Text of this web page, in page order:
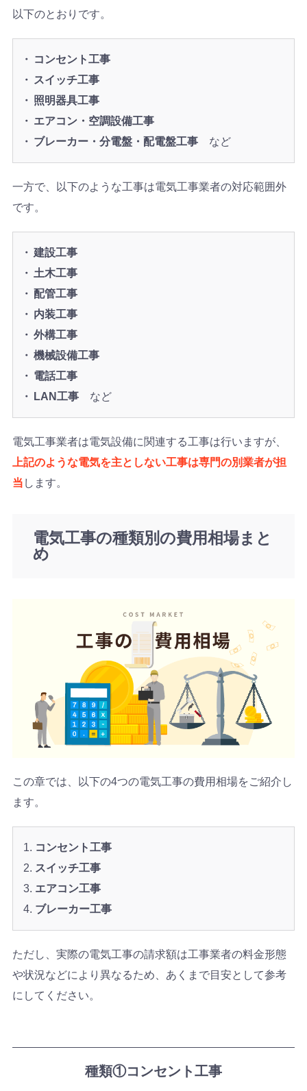
以下のとおりです。
コンセント工事
スイッチ工事
照明器具工事
エアコン・空調設備工事
ブレーカー・分電盤・配電盤工事など
一方で、以下のような工事は電気工事業者の対応範囲外
です。
建設工事
土木工事
配管工事
内装工事
外構工事
機械設備工事
電話工事
LAN工事など
電気工事業者は電気設備に関連する工事は行いますが、
上記のような電気を主としない工事は専門の別業者が担
当 します。
電気工事の種類別の費用相場まと
め
この章では、以下の4つの電気工事の費用相場をご紹介し
ます。
コンセント工事
スイッチ工事
エアコン工事
ブレーカー工事
ただし、実際の電気工事の請求額は工事業者の料金形態
や状況などにより異なるため、あくまで目安として参考
にしてください。
種類①コンセント工事